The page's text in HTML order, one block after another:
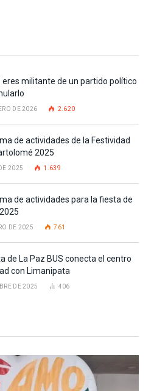
eres militante de un partido político
DE 2026 2.620
de actividades de la Festividad
2025
2025 1.639
de actividades para la fiesta de
DE 2025 761
de La Paz BUS conecta el centro
con Limanipata
DE 2025 406